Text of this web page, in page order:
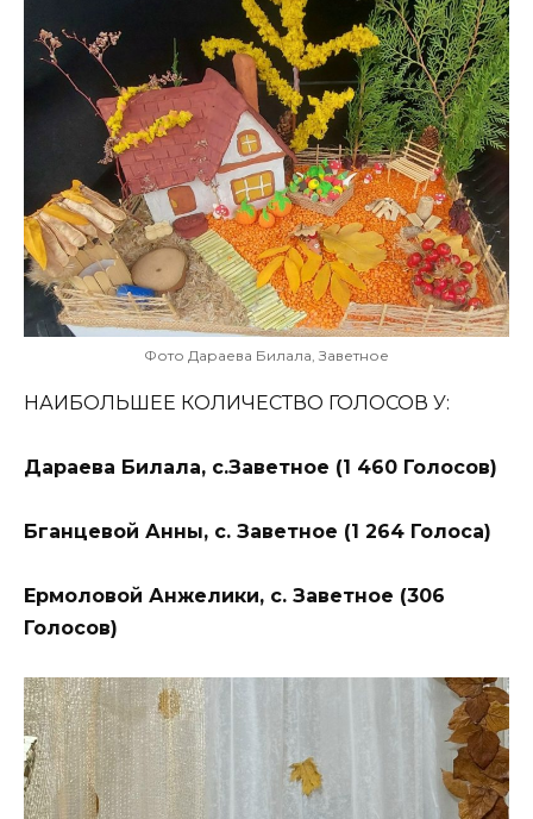
Фото Дараева Билала, Заветное
НАИБОЛЬШЕЕ КОЛИЧЕСТВО ГОЛОСОВ У:
Дараева Билала, с.Заветное (1 460 Голосов)
Бганцевой Анны, с. Заветное (1 264 Голоса)
Ермоловой Анжелики, с. Заветное (306
Голосов)